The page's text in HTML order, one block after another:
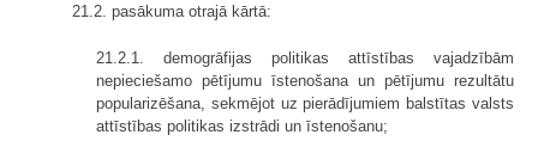
21.2. pasākuma otrajā kārtā:
21.2.1. demogrāfijas politikas attīstības vajadzībām
nepieciešamo pētījumu īstenošana un pētījumu rezultātu
popularizēšana, sekmējot uz pierādījumiem balstītas valsts
attīstības politikas izstrādi un īstenošanu;